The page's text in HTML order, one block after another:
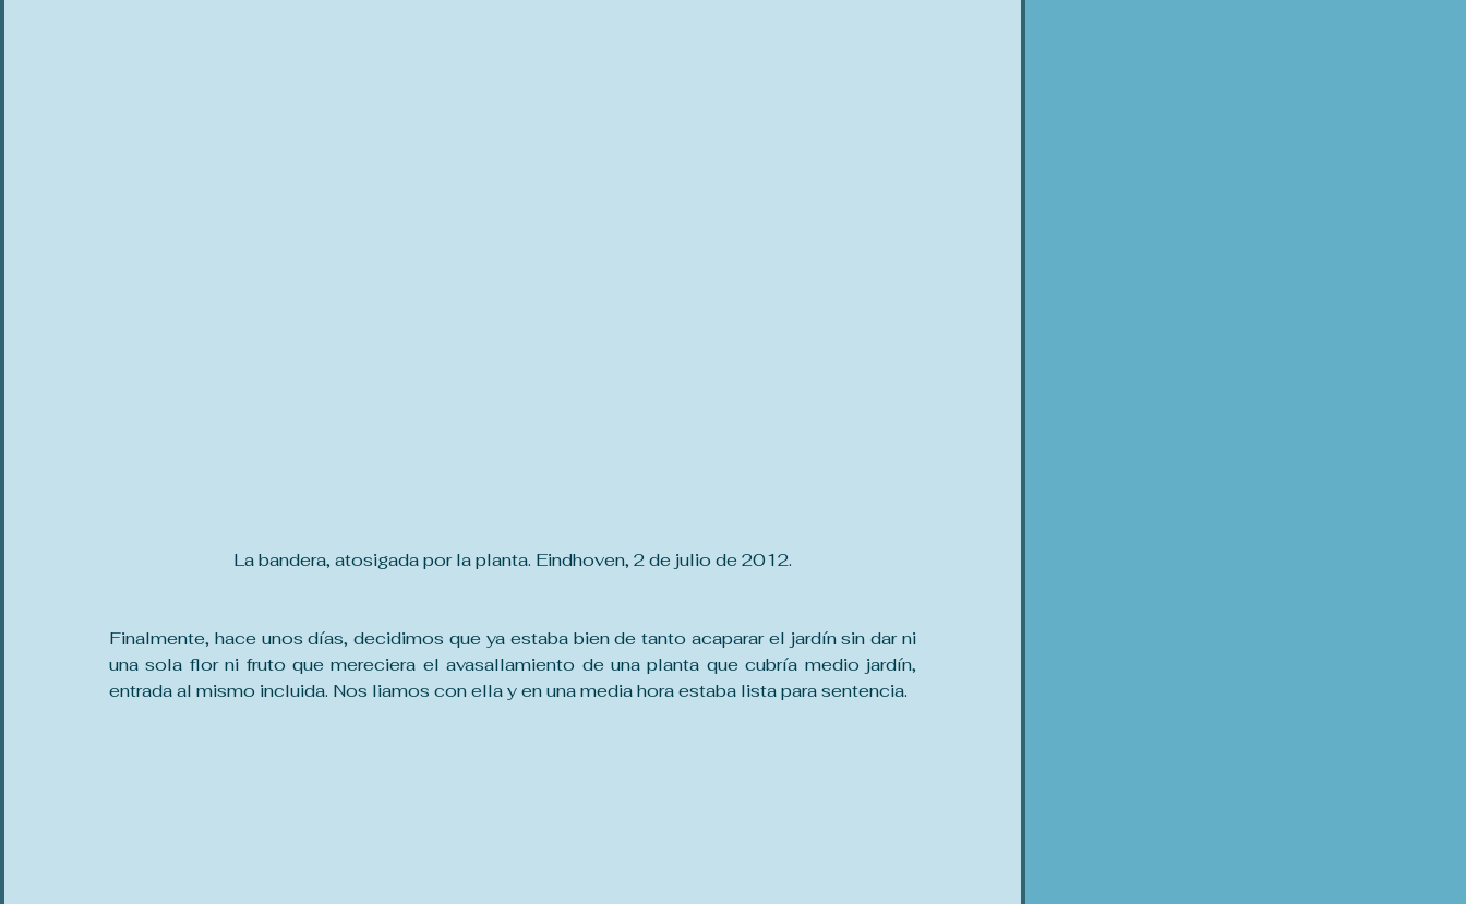
La bandera, atosigada por la planta. Eindhoven, 2 de julio de 2012.
Finalmente, hace unos días, decidimos que ya estaba bien de tanto acaparar el jardín sin dar ni
una sola flor ni fruto que mereciera el avasallamiento de una planta que cubría medio jardín,
entrada al mismo incluida. Nos liamos con ella y en una media hora estaba lista para sentencia.